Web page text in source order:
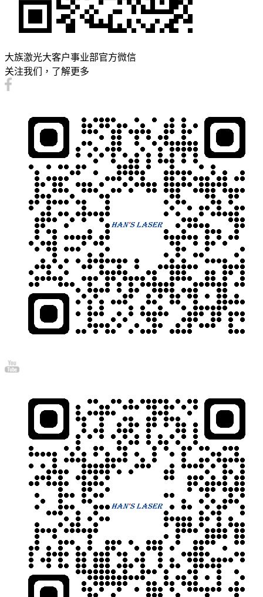
大族激光大客户事业部官方微信
关注我们，了解更多